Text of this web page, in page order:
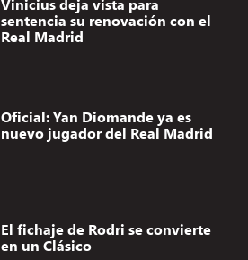
Vinicius deja vista para
sentencia su renovación con el
Real Madrid
Oficial: Yan Diomande ya es
nuevo jugador del Real Madrid
El fichaje de Rodri se convierte
en un Clásico